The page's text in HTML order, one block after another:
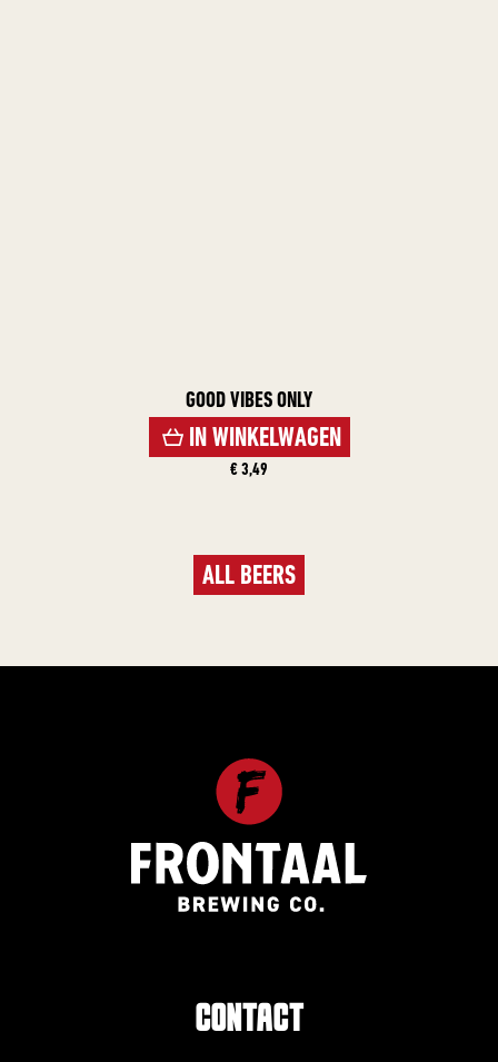
GOOD VIBES ONLY
IN WINKELWAGEN
€ 3,49
ALL BEERS
CONTACT